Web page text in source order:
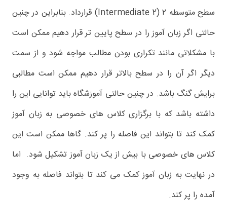
سطح متوسطه ۲ (Intermediate 2) قرارداد. بنابراین در چنین
حالتی اگر زبان آموز را در سطح پایین تر قرار دهیم ممکن است
با مشکلاتی مانند تکراری بودن مطالب مواجه شود و از سمت
دیگر اگر آن را در سطح بالاتر قرار دهیم ممکن است مطالبی
برایش گنگ باشد. در چنین حالتی آموزشگاه باید توانایی این را
داشته باشد که با برگزاری کلاس های خصوصی به زبان آموز
کمک کند تا بتواند این فاصله را پر کند. گاها ممکن است این
کلاس های خصوصی با بیش از یک زبان آموز تشکیل شود. اما
در نهایت به زبان آموز کمک می کند تا بتواند فاصله به وجود
آمده را پر کند.